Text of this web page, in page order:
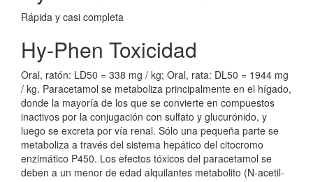
Rápida y casi completa
Hy-Phen Toxicidad
Oral, ratón: LD50 = 338 mg / kg; Oral, rata: DL50 = 1944 mg
/ kg. Paracetamol se metaboliza principalmente en el hígado,
donde la mayoría de los que se convierte en compuestos
inactivos por la conjugación con sulfato y glucurónido, y
luego se excreta por vía renal. Sólo una pequeña parte se
metaboliza a través del sistema hepático del citocromo
enzimático P450. Los efectos tóxicos del paracetamol se
deben a un menor de edad alquilantes metabolito (N-acetil-